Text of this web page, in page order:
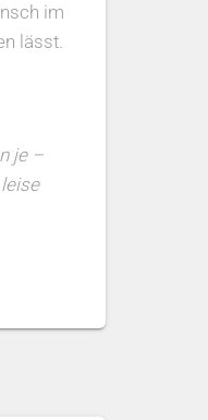
im
lässt.
je –